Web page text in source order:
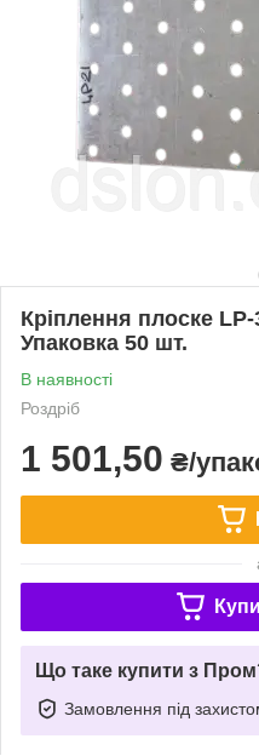
Кріплення плоске
Упаковка 50 шт.
В наявності
Роздріб
1 501,50 ₴/
Що таке купити з
Замовлення під